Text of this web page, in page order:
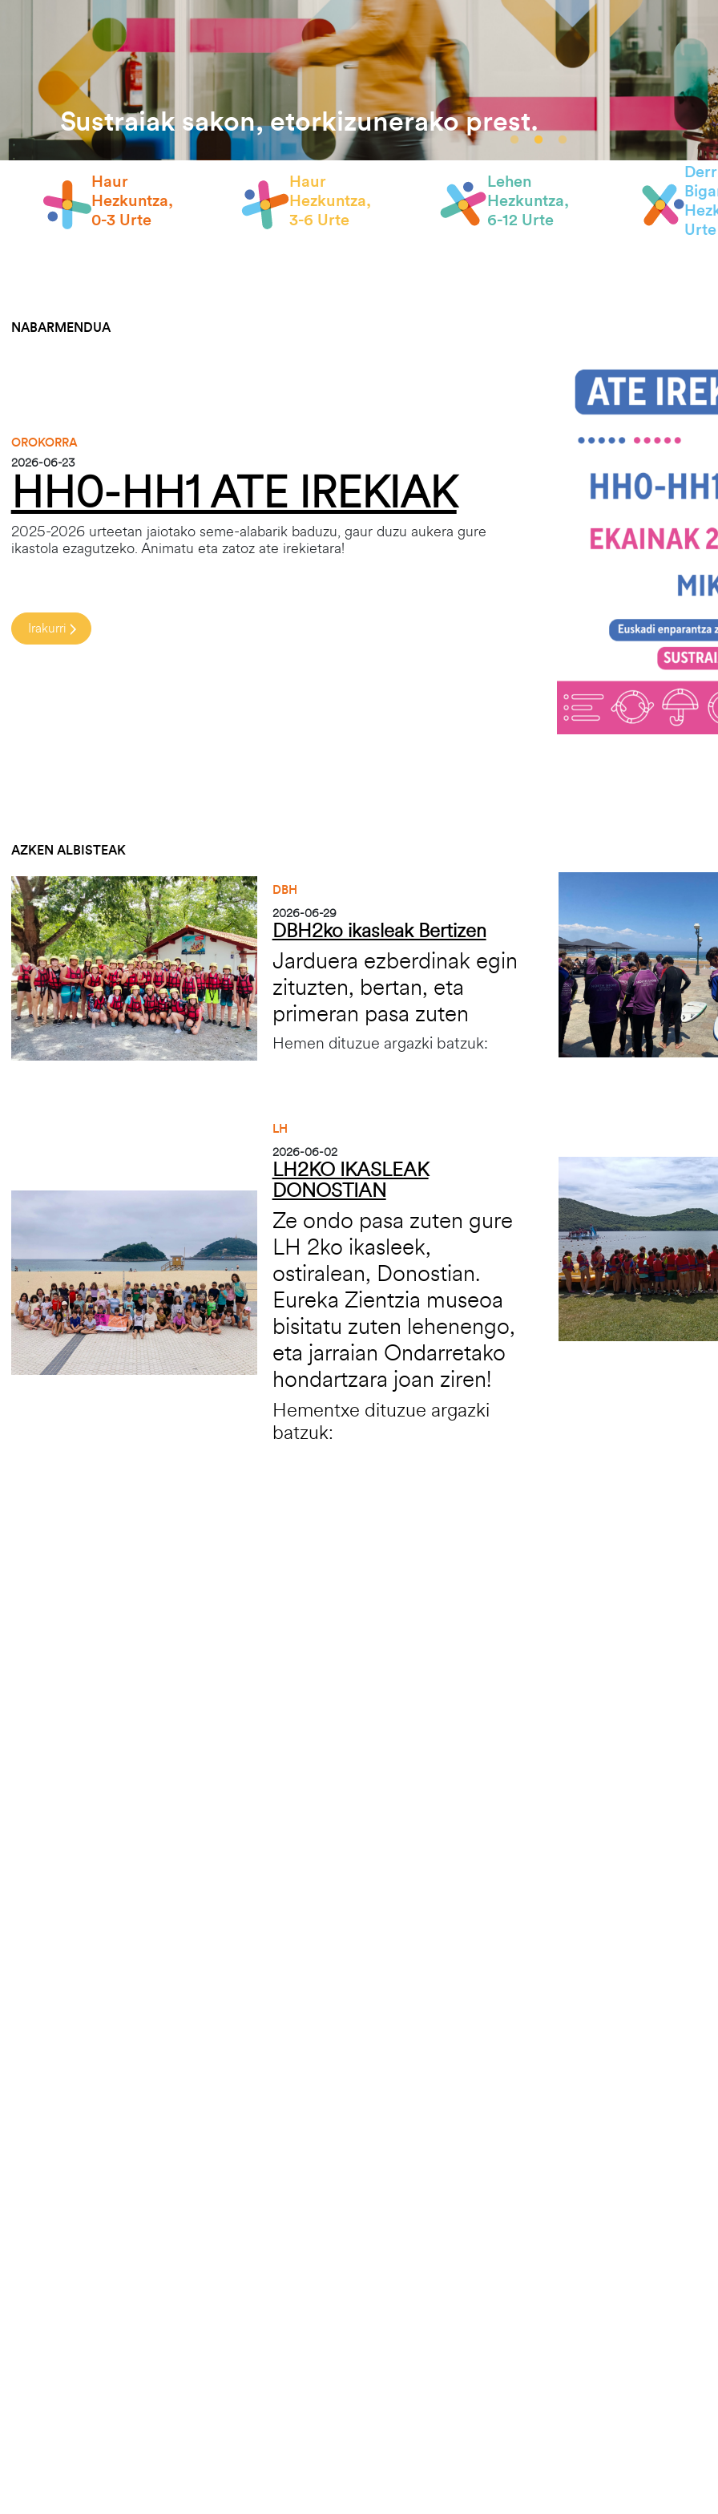
Sustraiak sakon, etorkizunerako prest.
Haur
Hezkuntza,
0-3 Urte
Haur
Hezkuntza,
3-6 Urte
Lehen
Hezkuntza,
6-12 Urte
Urte
NABARMENDUA
OROKORRA
2026-06-23
HH0-HH1 ATE IREKIAK
2025-2026 urteetan jaiotako seme-alabarik baduzu, gaur duzu aukera gure
ikastola ezagutzeko. Animatu eta zatoz ate irekietara!
Irakurri
AZKEN ALBISTEAK
Irudia DBH
2026-06-29
DBH2ko ikasleak Bertizen
Jarduera ezberdinak egin
zituzten, bertan, eta
primeran pasa zuten
Hemen dituzue argazki batzuk:
LH
2026-06-02
LH2KO IKASLEAK
DONOSTIAN
Ze ondo pasa zuten gure
LH 2ko ikasleek,
ostiralean, Donostian.
Eureka Zientzia museoa
bisitatu zuten lehenengo,
eta jarraian Ondarretako
hondartzara joan ziren!
Hementxe dituzue argazki
batzuk:
Irudia